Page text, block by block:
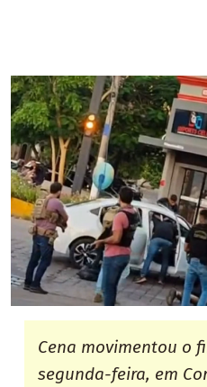
Cena movimentou o
segunda-feira, em